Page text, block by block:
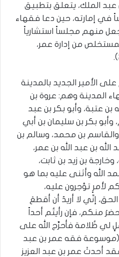
عبد الملك، يتعلق بتطبيق
في إمارته، حين دعا فقهاء
منهم مجلساً استشارياً
من إدارة عمر،
الأمير الجديد بالمدينة
المدينة وهم: عروة بن
بن عتبة، وأبو بكر بن عبد
وأبو بكر بن سليمان بن أبي
والقاسم بن محمد، وسالم بن
بن عبد الله بن عمر،
وخارجة بن زيد بن ثابت،
الله وأثنى عليه بما هو
لأمرٍ تؤجرون عليه،
إنّي لا أريدُ أن أقطعَ
حضرَ منكم، فإن رأيتُم أحداً
لي ظُلامة فأحرِّج الله على
(موسوعة فقه عمر بن عبد
قلعجي ص 548)، فقد أحدثَ عمر بن عبد العزيز